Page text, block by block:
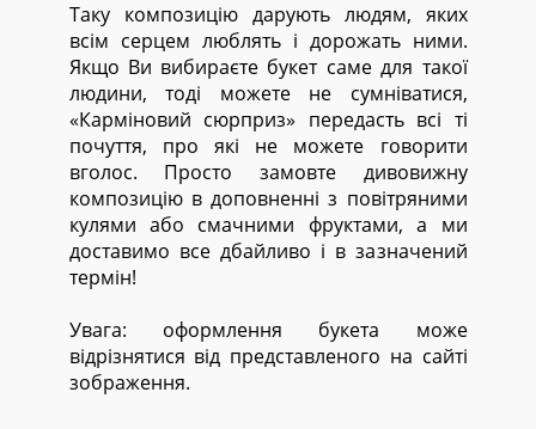
Таку композицію дарують людям, яких
всім серцем люблять і дорожать ними.
Якщо Ви вибираєте букет саме для такої
людини, тоді можете не сумніватися,
«Карміновий сюрприз» передасть всі ті
почуття, про які не можете говорити
вголос. Просто замовте дивовижну
композицію в доповненні з повітряними
кулями або смачними фруктами, а ми
доставимо все дбайливо і в зазначений
термін!
Увага: оформлення букета може
відрізнятися від представленого на сайті
зображення.